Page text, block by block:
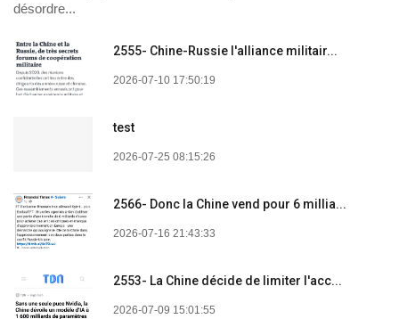
désordre...
2555- Chine-Russie l'alliance militair...
2026-07-10 17:50:19
test
2026-07-25 08:15:26
2566- Donc la Chine vend pour 6 millia...
2026-07-16 21:43:33
2553- La Chine décide de limiter l'acc...
2026-07-09 15:01:55